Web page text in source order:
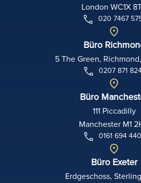
London WC1X
020 7467
Büro
5 The Green,
0207 871
Büro
111 Piccadilly
Manchester M1
0161 694
Büro Exeter
Erdgeschoss,